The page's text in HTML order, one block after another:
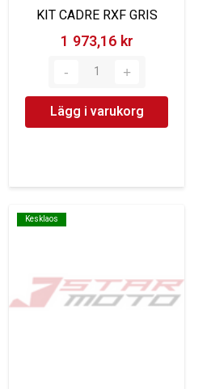
KIT CADRE RXF GRIS
1 973,16 kr‎
Lägg i varukorg
Kesklaos
Kesklaos